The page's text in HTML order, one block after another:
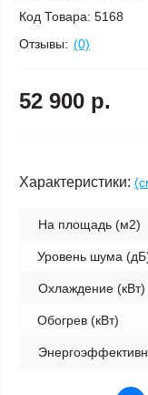
Код Товара: 5168
Отзывы: (0)
52 900 р.
Характеристики:
На площадь (м2)
Уровень шума
Охлаждение (кВт)
Обогрев (кВт)